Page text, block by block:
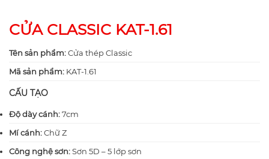
CỬA CLASSIC KAT-1.61
Tên sản phẩm:Cửa thép Classic
Mã sản phẩm: KAT-1.61
CẤU TẠO
Độ dày cánh:7cm
Mí cánh:Chữ Z
Công nghệ sơn:Sơn 5D – 5 lớp sơn